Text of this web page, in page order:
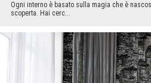
Ogni interno è basato sulla magia che è
scoperta. Hai cerc...